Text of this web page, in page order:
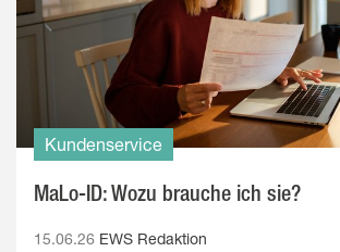
Kundenservice
MaLo-ID: Wozu brauche ich sie?
15.06.26 EWS Redaktion